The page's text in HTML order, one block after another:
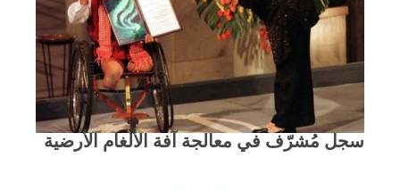
سجل مُشرّف في معالجة آفة الألغام الأرضية